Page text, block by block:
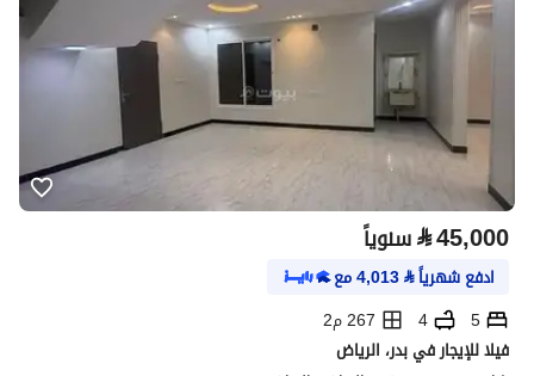
⃁45,000 سنوياً
ادفع شهرياً⃁
4,013مع
5
4
267 م2
فيلا للإيجار في بدر، الرياض